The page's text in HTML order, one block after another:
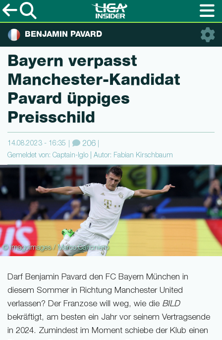
BENJAMIN PAVARD
Bayern verpasst
Manches­ter-Kan­di­dat
Pavard üppiges
Preisschild
14.08.2023 - 16:35 206
Gemeldet von: Captain-Iglo | Autor: Fabian Kirschbaum
© imagoimages / Marco Canoniero
Darf Benjamin Pavard den FC Bayern München in
diesem Sommer in Richtung Manchester United
verlassen? Der Franzose will weg, wie die BILD
bekräftigt, am besten ein Jahr vor seinem Vertragsende
in 2024. Zumindest im Moment schiebe der Klub einen